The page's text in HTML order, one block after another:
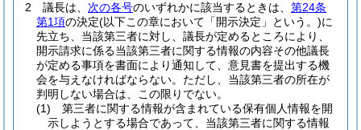
2
議長は、 次の各号のいずれかに該当するときは、 第24条
第1項の決定(以下この章において「開示決定」という。)に
先立ち、当該第三者に対し、議長が定めるところにより、
開示請求に係る当該第三者に関する情報の内容その他議長
が定める事項を書面により通知して、意見書を提出する機
会を与えなければならない。 ただし、当該第三者の所在が
判明しない場合は、この限りでない。
(1)
第三者に関する情報が含まれている保有個人情報を開
示しようとする場合であって、当該第三者に関する情報